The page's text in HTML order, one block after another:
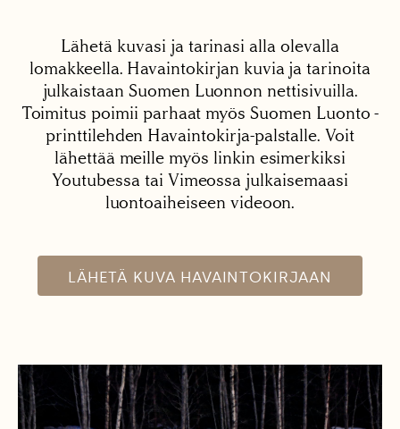
Lähetä kuvasi ja tarinasi alla olevalla
lomakkeella. Havaintokirjan kuvia ja tarinoita
julkaistaan Suomen Luonnon nettisivuilla.
Toimitus poimii parhaat myös Suomen Luonto -
printtilehden Havaintokirja-palstalle. Voit
lähettää meille myös linkin esimerkiksi
Youtubessa tai Vimeossa julkaisemaasi
luontoaiheiseen videoon.
LÄHETÄ KUVA HAVAINTOKIRJAAN